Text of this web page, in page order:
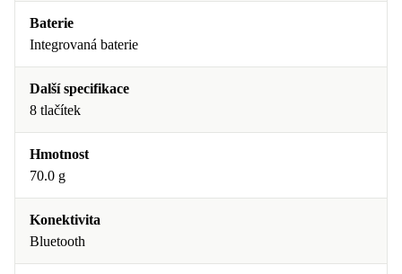
Baterie
Integrovaná baterie
Další specifikace
8 tlačítek
Hmotnost
70.0 g
Konektivita
Bluetooth